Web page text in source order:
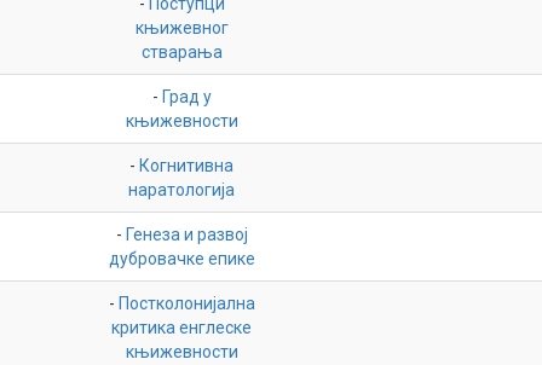
књижевног
стварања
- Град у
књижевности
- Когнитивна
наратологија
- Генеза и развој
дубровачке епике
- Постколонијална
критика енглеске
књижевности